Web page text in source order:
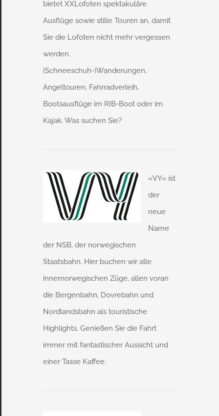
bietet XXLofoten spektakuläre
Ausflüge sowie stille Touren an, damit
Sie die Lofoten nicht mehr vergessen
werden.
(Schneeschuh-)Wanderungen,
Angeltouren, Fahrradverleih,
Bootsausflüge im RIB-Boot oder im
Kajak. Was suchen Sie?
«VY» ist
der
neue
Name
der NSB, der norwegischen
Staatsbahn. Hier buchen wir alle
innernorwegischen Züge, allen voran
die Bergenbahn, Dovrebahn und
Nordlandsbahn als touristische
Highlights. Genießen Sie die Fahrt
immer mit fantastischer Aussicht und
einer Tasse Kaffee.